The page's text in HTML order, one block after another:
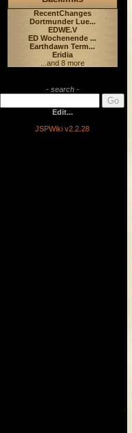
RecentChanges
Dortmunder Lue...
EDWE.V
ED Wochenende ...
Earthdawn Term...
Eridia
...and 8 more
- search -
Edit...
JSPWiki v2.2.28